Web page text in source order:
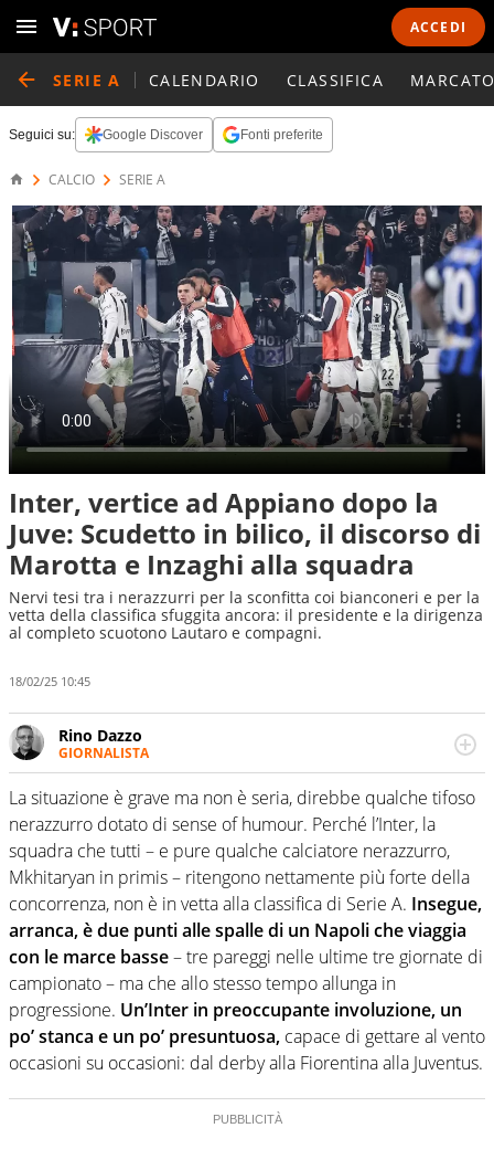
ACCEDI
SERIE A CALENDARIO CLASSIFICA
Seguici su: Google Discover Fonti preferite
CALCIO SERIE A
Inter, vertice ad Appiano dopo la
Juve: Scudetto in bilico, il discorso di
Marotta e Inzaghi alla squadra
Nervi tesi tra i nerazzurri per la sconfitta coi bianconeri e per la
vetta della classifica sfuggita ancora: il presidente e la dirigenza
al completo scuotono Lautaro e compagni.
18/02/25 10:45
Rino Dazzo
GIORNALISTA
Se mai ci fosse modo di traslare il glossario del calcio in
una nicchia di esperti, lui ne farebbe parte. Non si perde
una svista arbitrale né gli umori social del mondo delle
curve
La situazione è grave ma non è seria, direbbe qualche tifoso
nerazzurro dotato di sense of humour. Perché l’Inter, la
squadra che tutti – e pure qualche calciatore nerazzurro,
Mkhitaryan in primis – ritengono nettamente più forte della
concorrenza, non è in vetta alla classifica di Serie A. Insegue,
arranca, è due punti alle spalle di un Napoli che viaggia
con le marce basse– tre pareggi nelle ultime tre giornate di
campionato – ma che allo stesso tempo allunga in
progressione. Un’Inter in preoccupante involuzione, un
po’ stanca e un po’ presuntuosa, capace di gettare al vento
occasioni su occasioni: dal derby alla Fiorentina alla Juventus.